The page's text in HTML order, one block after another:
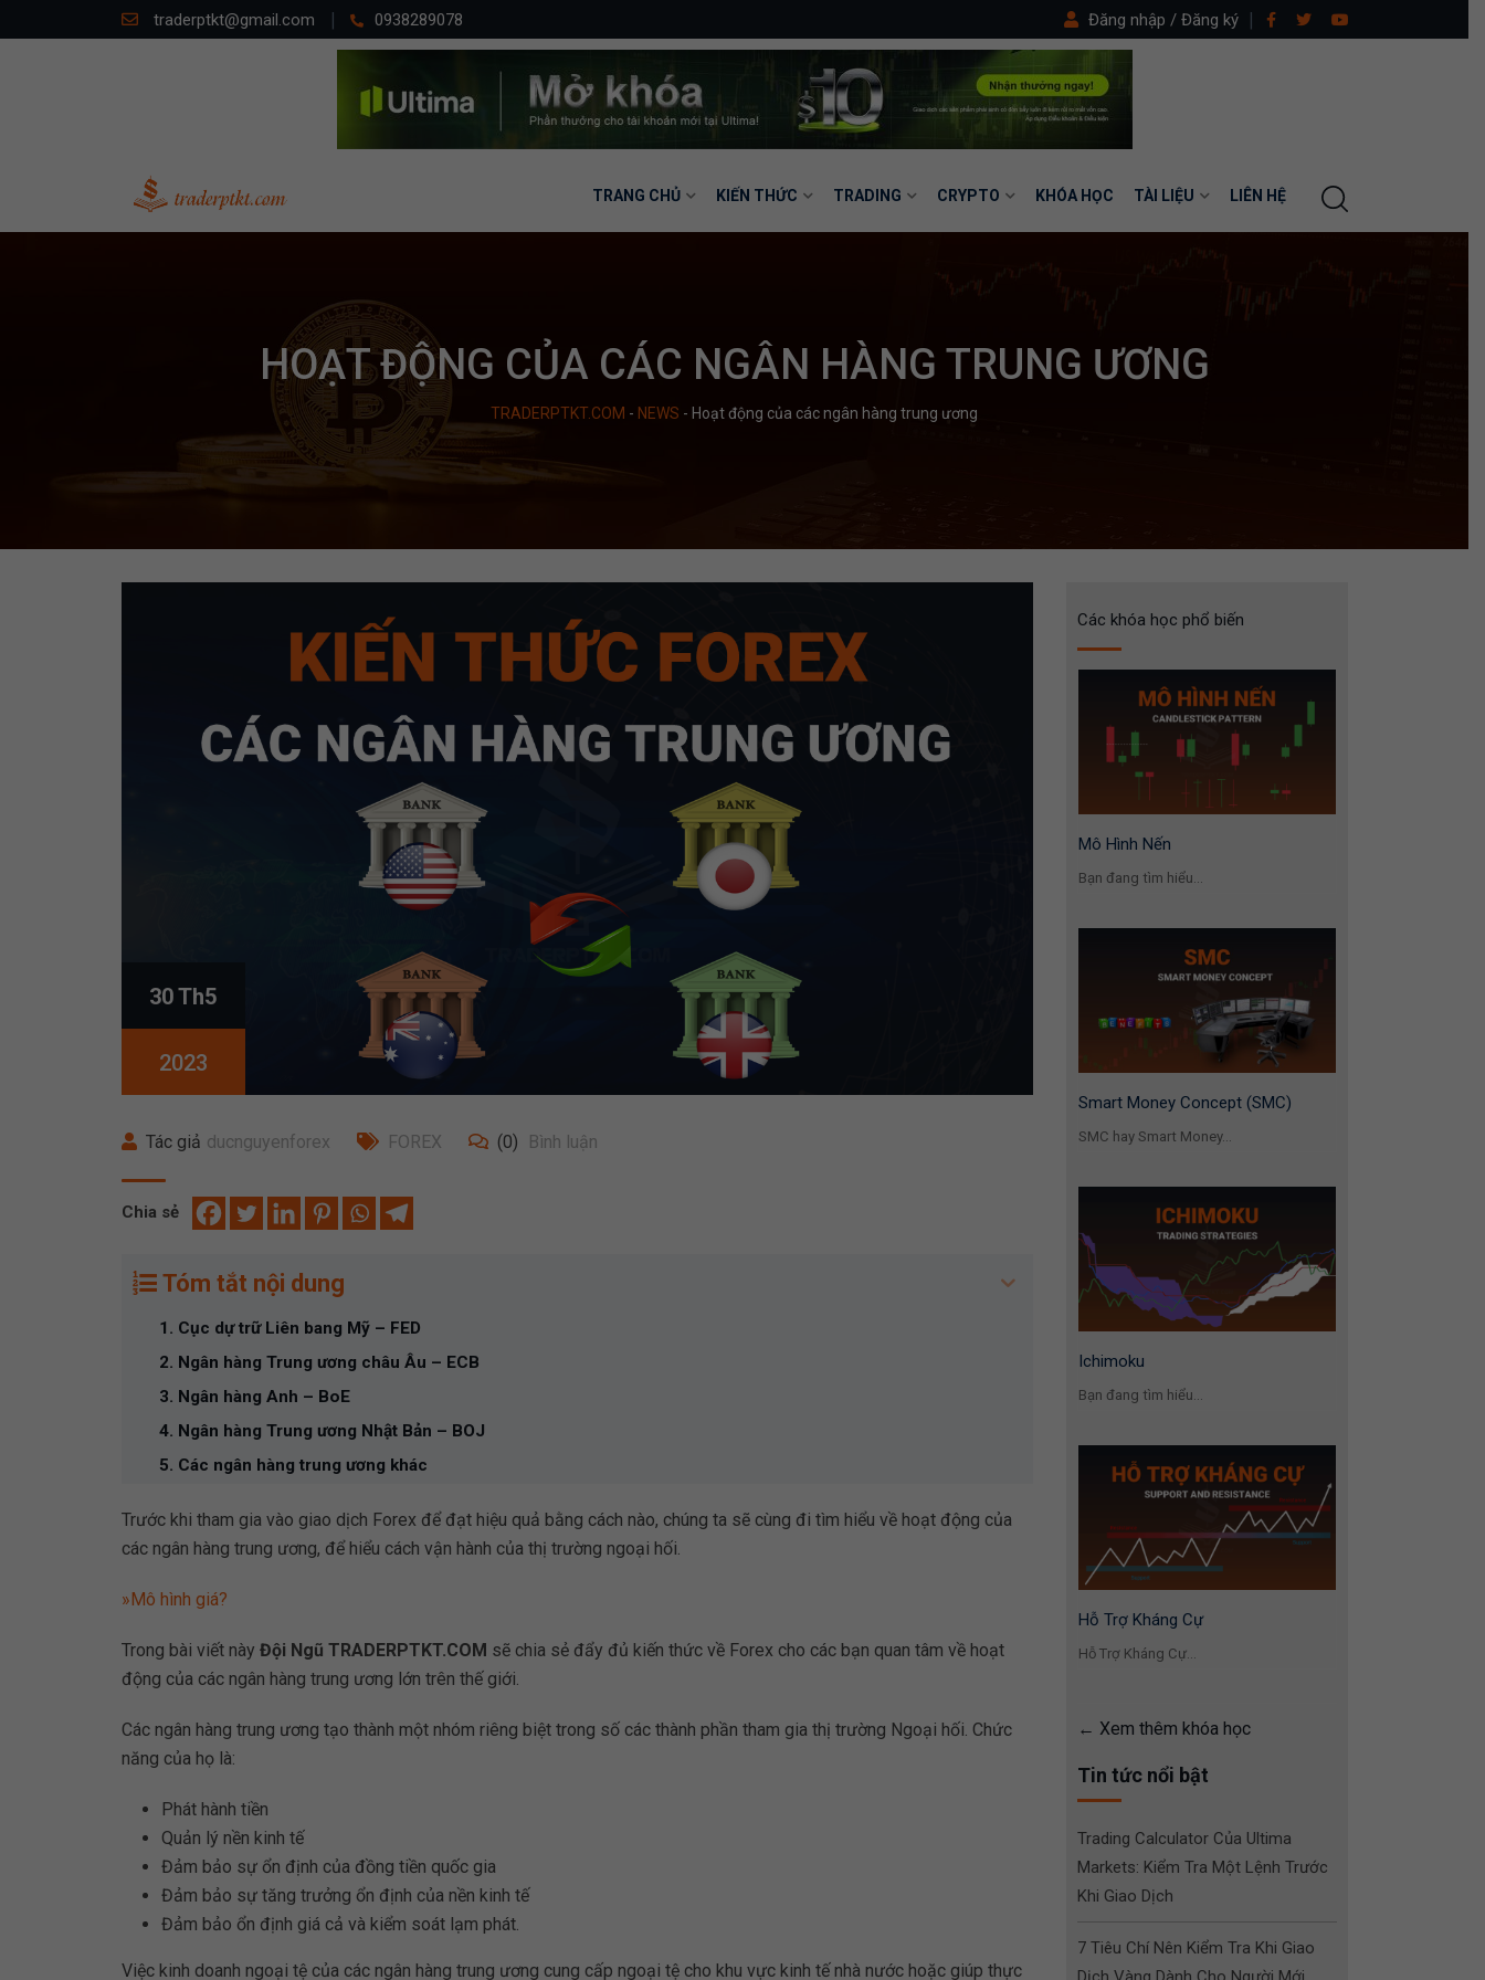
traderptkt@gmail.com 0938289078 Đăng nhập / Đăng ký
TRANG CHỦ KIẾN THỨC TRADING CRYPTO KHÓA HỌC TÀI LIỆU LIÊN HỆ
HOẠT ĐỘNG CỦA CÁC NGÂN HÀNG TRUNG ƯƠNG
TRADERPTKT.COM - NEWS - Hoạt động của các ngân hàng trung ương
30 Th5
2023
Tác giả ducnguyenforex FOREX (0) Bình luận
Chia sẻ
Tóm tắt nội dung
1. Cục dự trữ Liên bang Mỹ – FED
2. Ngân hàng Trung ương châu Âu – ECB
3. Ngân hàng Anh – BoE
4. Ngân hàng Trung ương Nhật Bản – BOJ
5. Các ngân hàng trung ương khác
Trước khi tham gia vào giao dịch Forex để đạt hiệu quả bằng cách nào, chúng ta sẽ cùng đi tìm hiểu về hoạt động của
các ngân hàng trung ương, để hiểu cách vận hành của thị trường ngoại hối.
»Mô hình giá?
Trong bài viết này Đội Ngũ TRADERPTKT.COM sẽ chia sẻ đẩy đủ kiến thức về Forex cho các bạn quan tâm về hoạt
động của các ngân hàng trung ương lớn trên thế giới.
Các ngân hàng trung ương tạo thành một nhóm riêng biệt trong số các thành phần tham gia thị trường Ngoại hối. Chức
năng của họ là:
Phát hành tiền
Quản lý nền kinh tế
Đảm bảo sự ổn định của đồng tiền quốc gia
Đảm bảo sự tăng trưởng ổn định của nền kinh tế
Đảm bảo ổn định giá cả và kiểm soát lạm phát.
Việc kinh doanh ngoại tệ của các ngân hàng trung ương cung cấp ngoại tệ cho khu vực kinh tế nhà nước hoặc giúp thực
Các khóa học phổ biến
Mô Hình Nến
Bạn đang tìm hiểu...
Smart Money Concept (SMC)
SMC hay Smart Money...
Ichimoku
Bạn đang tìm hiểu...
Hỗ Trợ Kháng Cự
Hỗ Trợ Kháng Cự...
Xem thêm khóa học
Tin tức nổi bật
Trading Calculator Của Ultima
Markets: Kiểm Tra Một Lệnh Trước
Khi Giao Dịch
7 Tiêu Chí Nên Kiểm Tra Khi Giao